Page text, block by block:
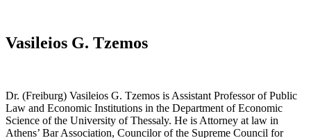
Vasileios G. Tzemos
Dr. (Freiburg) Vasileios G. Tzemos is Assistant Professor of Public
Law and Economic Institutions in the Department of Economic
Science of the University of Thessaly. He is Attorney at law in
Athens’ Bar Association, Councilor of the Supreme Council for